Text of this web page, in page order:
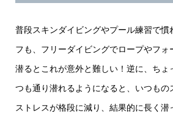
普段スキンダイビングやプール練習で慣
フも、フリーダイビングでロープやフォ
潜るとこれが意外と難しい！逆に、ちょ
つも通り潜れるようになると、いつもの
ストレスが格段に減り、結果的に長く潜